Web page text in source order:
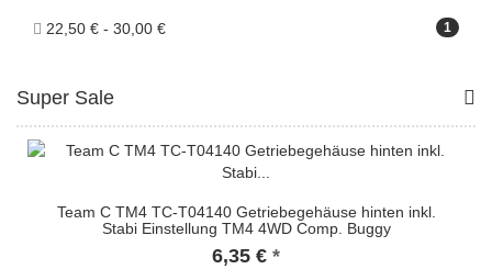
1
22,50 € - 30,00 €
Super Sale
Team C TM4 TC-T04140 Getriebegehäuse hinten inkl.
Stabi Einstellung TM4 4WD Comp. Buggy
6,35 € *